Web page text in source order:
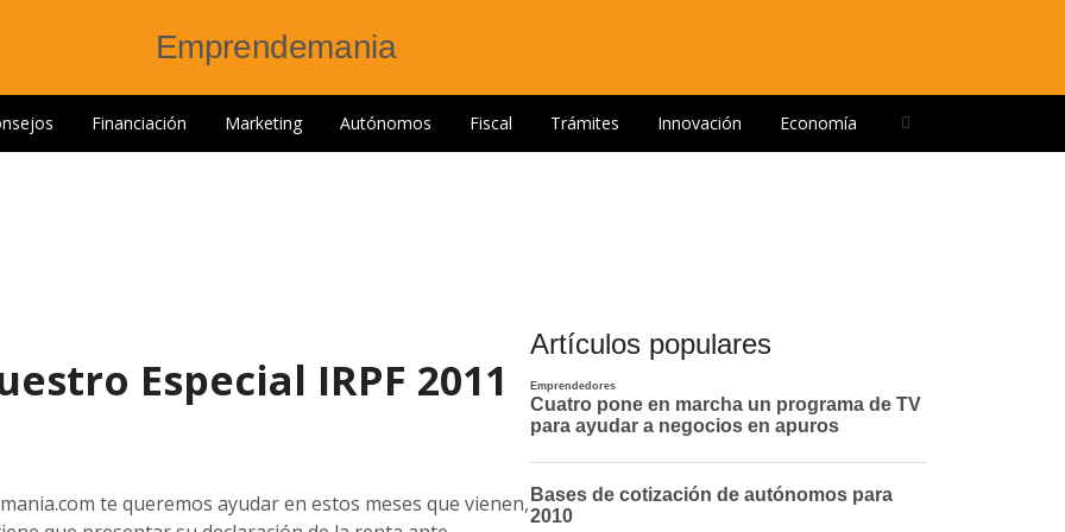
Financiación Marketing Autónomos Fiscal Trámites Innovación Economía
Especial IRPF 2011
te queremos ayudar en estos meses que vienen,
Artículos populares